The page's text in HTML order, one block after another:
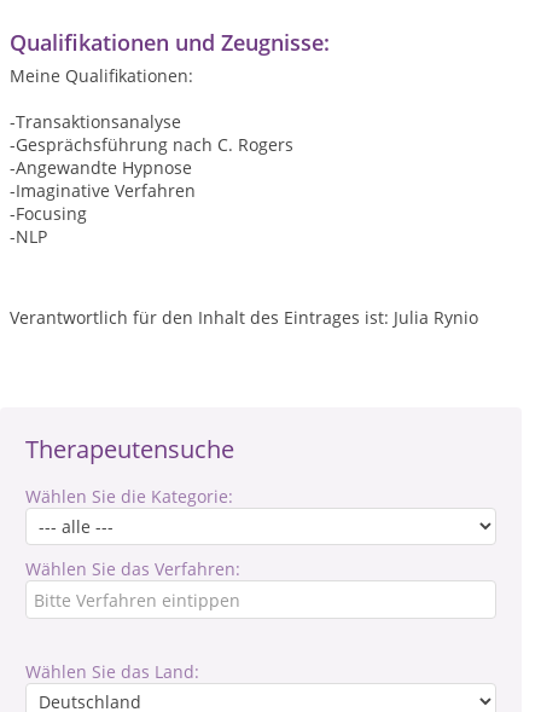
Therapeutensuche
Wählen Sie die Kategorie:
Wählen Sie das Verfahren:
Wählen Sie das Land:
Qualifikationen und Zeugnisse:
Meine Qualifikationen:
-Transaktionsanalyse
-Gesprächsführung nach C. Rogers
-Angewandte Hypnose
-Imaginative Verfahren
-Focusing
-NLP
Verantwortlich für den Inhalt des Eintrages ist: Julia Rynio